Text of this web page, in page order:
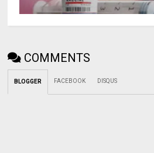
COMMENTS
BLOGGER FACEBOOK DISQUS